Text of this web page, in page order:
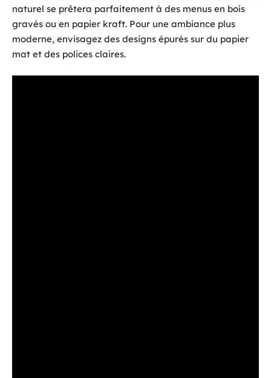
naturel se prêtera parfaitement à des menus en bois
gravés ou en papier kraft. Pour une ambiance plus
moderne, envisagez des designs épurés sur du papier
mat et des polices claires.